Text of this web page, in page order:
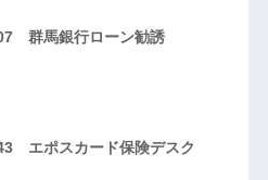
群馬銀行ローン勧誘
エポスカード保険デスク